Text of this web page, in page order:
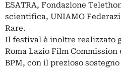
ESATRA, Fondazione
scientifica, UNIAMO
Rare.
Il festival è inoltre realizzato
Roma Lazio Film
BPM, con il prezioso